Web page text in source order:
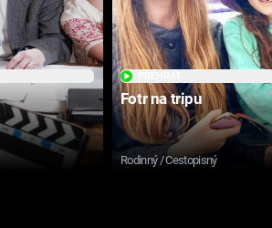
Fotr na tripu
Rodinný / Cestopisný